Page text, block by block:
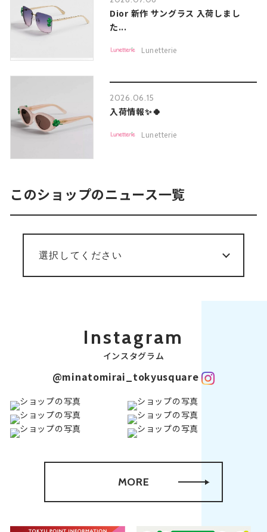
Dior 新作 サングラス 入荷しまし
た...
Lunetterie
2026.06.15
入荷情報✨🍀
Lunetterie
このショップのニュース一覧
Instagram
インスタグラム
@minatomirai_tokyusquare
MORE